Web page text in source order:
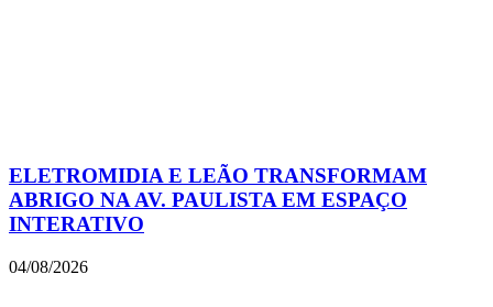
ELETROMIDIA E LEÃO TRANSFORMAM
ABRIGO NA AV. PAULISTA EM ESPAÇO
INTERATIVO
04/08/2026